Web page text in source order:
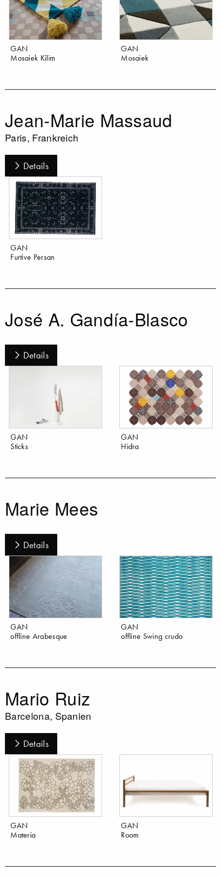
GAN
Mosaiek Kilim
GAN
Mosaiek
Jean-Marie Massaud
Paris, Frankreich
Details
GAN
Furtive Persan
José A. Gandía-Blasco
Details
GAN
Sticks
GAN
Hidra
Marie Mees
Details
GAN
offline Arabesque
GAN
offline Swing crudo
Mario Ruiz
Barcelona, Spanien
Details
GAN
Materia
GAN
Room